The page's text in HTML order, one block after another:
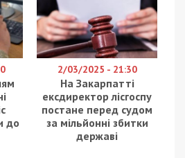
до
2/03/2025 - 21:30
На Закарпатті
ексдиректор лісгоспу
постане перед судом
за мільйонні збитки
державі